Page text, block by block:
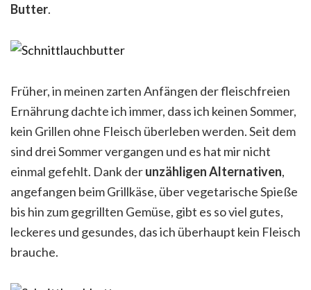
Butter.
Früher, in meinen zarten Anfängen der fleischfreien
Ernährung dachte ich immer, dass ich keinen Sommer,
kein Grillen ohne Fleisch überleben werden. Seit dem
sind drei Sommer vergangen und es hat mir nicht
einmal gefehlt. Dank derunzähligen Alternativen,
angefangen beim Grillkäse, über vegetarische Spieße
bis hin zum gegrillten Gemüse, gibt es so viel gutes,
leckeres und gesundes, das ich überhaupt kein Fleisch
brauche.